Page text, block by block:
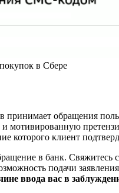
в Сбере
принимает обращения
мотивированную
которого клиент
в банк. Свяжитесь
подачи
ввода вас в